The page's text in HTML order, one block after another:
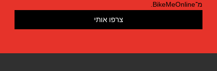
מ־BikeMeOnline.
צרפו אותי